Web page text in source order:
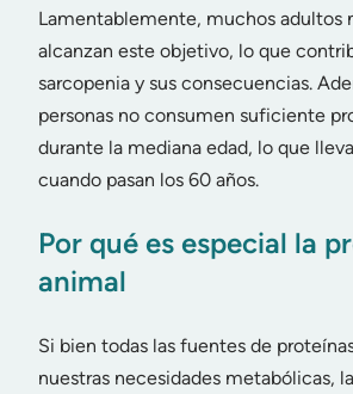
Lamentablemente, muchos adultos
alcanzan este objetivo, lo que
sarcopenia y sus consecuencias.
personas no consumen suficiente
durante la mediana edad, lo que
cuando pasan los 60 años.
Por qué es especial la
animal
Si bien todas las fuentes de
nuestras necesidades metabólicas,